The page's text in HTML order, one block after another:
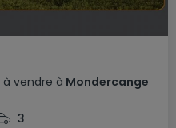
à vendre à Mondercange
3